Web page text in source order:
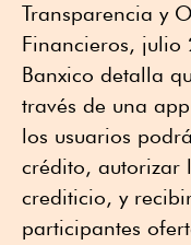
Transparencia y
Financieros, julio
Banxico detalla
través de una
los usuarios
crédito, autorizar
crediticio, y
participantes